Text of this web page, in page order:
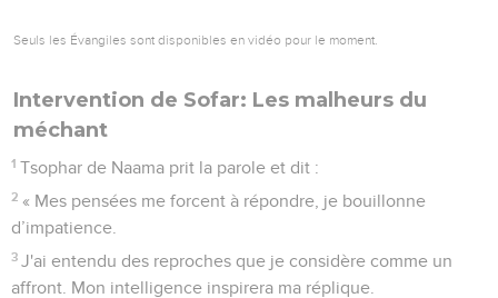
Seuls les Évangiles sont disponibles en vidéo pour le moment.
Intervention de Sofar: Les malheurs du
méchant
1 Tsophar de Naama prit la parole et dit :
2 « Mes pensées me forcent à répondre, je bouillonne
d’impatience.
3 J'ai entendu des reproches que je considère comme un
affront. Mon intelligence inspirera ma réplique.